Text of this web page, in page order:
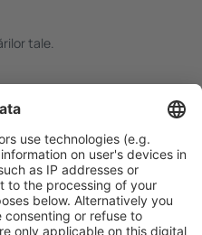
tale.
gratuită de anulare.
pentru utilizatorii